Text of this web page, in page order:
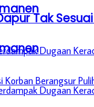
Tak Sesuai